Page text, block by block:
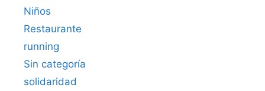
Niños
Restaurante
running
Sin categoría
solidaridad